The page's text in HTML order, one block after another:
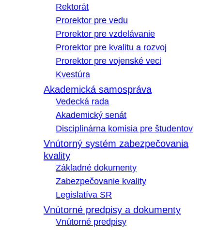
Rektorát
Prorektor pre vedu
Prorektor pre vzdelávanie
Prorektor pre kvalitu a rozvoj
Prorektor pre vojenské veci
Kvestúra
Akademická samospráva
Vedecká rada
Akademický senát
Disciplinárna komisia pre študentov
Vnútorný systém zabezpečovania
kvality
Základné dokumenty
Zabezpečovanie kvality
Legislatíva SR
Vnútorné predpisy a dokumenty
Vnútorné predpisy